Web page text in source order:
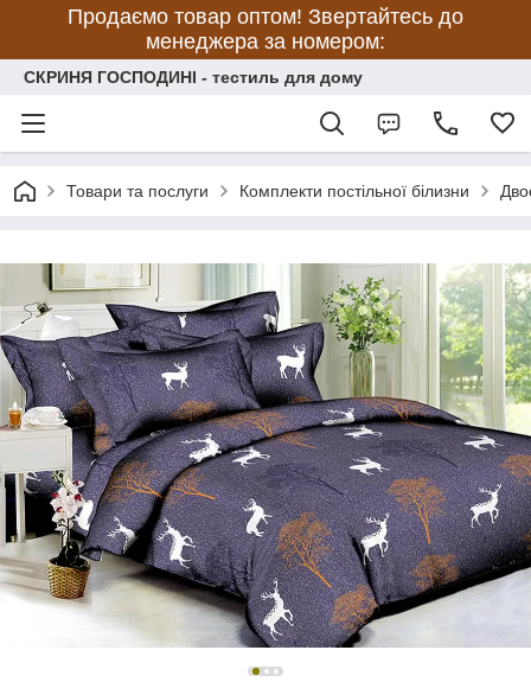
Продаємо товар оптом! Звертайтесь до
менеджера за номером:
СКРИНЯ ГОСПОДИНІ - тестиль для дому
Товари та послуги Комплекти постільної білизни